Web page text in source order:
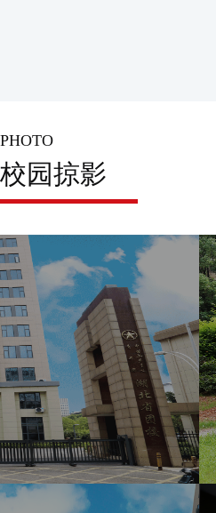
PHOTO
校园掠影